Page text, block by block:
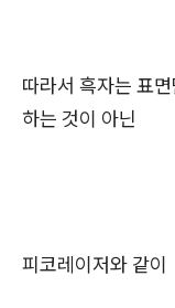
따라서 흑자는 표
하는 것이 아닌
피코레이저와 같이